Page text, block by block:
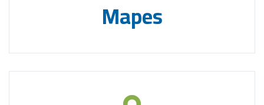
Mapes